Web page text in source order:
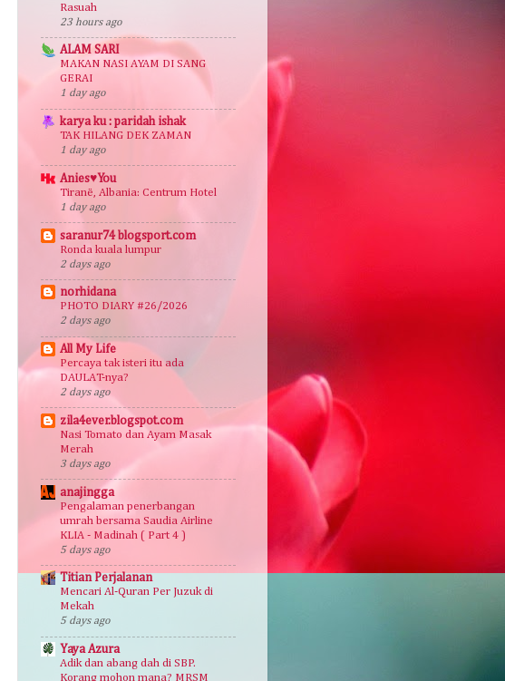
Rasuah
23 hours ago
ALAM SARI
MAKAN NASI AYAM DI SANG
GERAI
1 day ago
karya ku : paridah ishak
TAK HILANG DEK ZAMAN
1 day ago
Anies♥You
Tiranë, Albania: Centrum Hotel
1 day ago
saranur74 blogsport.com
Ronda kuala lumpur
2 days ago
norhidana
PHOTO DIARY #26/2026
2 days ago
All My Life
Percaya tak isteri itu ada
DAULAT-nya?
2 days ago
zila4ever.blogspot.com
Nasi Tomato dan Ayam Masak
Merah
3 days ago
anajingga
Pengalaman penerbangan
umrah bersama Saudia Airline
KLIA - Madinah ( Part 4 )
5 days ago
Titian Perjalanan
Mencari Al-Quran Per Juzuk di
Mekah
5 days ago
Yaya Azura
Adik dan abang dah di SBP.
Korang mohon mana? MRSM